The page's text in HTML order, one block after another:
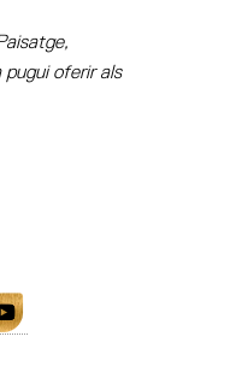
oferir als